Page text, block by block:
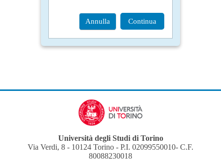
Annulla Continua
Università degli Studi di Torino
Via Verdi, 8 - 10124 Torino - P.I. 02099550010- C.F.
80088230018